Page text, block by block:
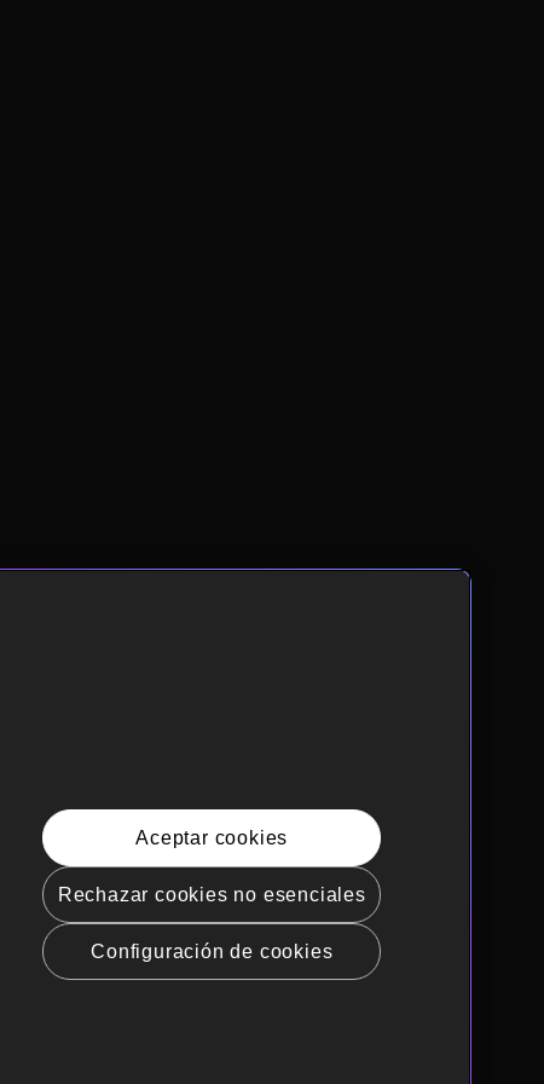
Aceptar cookies
Rechazar cookies no esenciales
Configuración de cookies